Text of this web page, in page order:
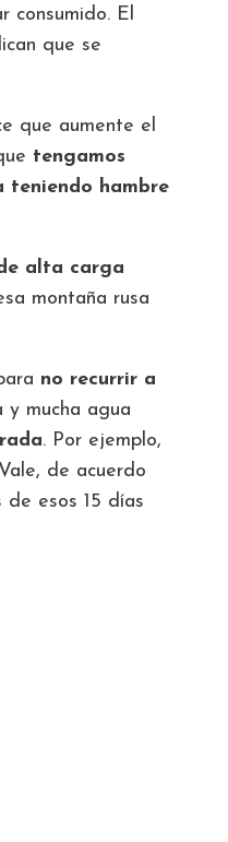
consumido. El
que se
que aumente el
tengamos
teniendo hambre
alta carga
montaña rusa
no recurrir a
mucha agua
. Por ejemplo,
de acuerdo
de esos 15 días